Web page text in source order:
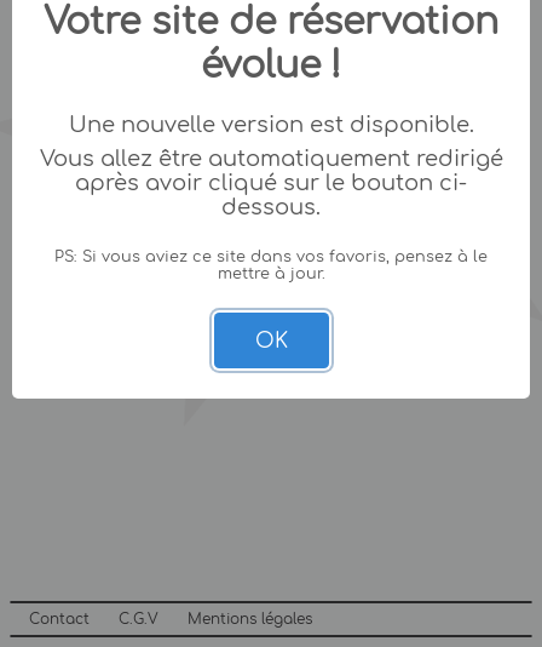
Contact C.G.V Mentions légales
Votre site de réservation
évolue !
Une nouvelle version est disponible.
Vous allez être automatiquement redirigé
après avoir cliqué sur le bouton ci-
dessous.
PS: Si vous aviez ce site dans vos favoris, pensez à le
mettre à jour.
OK